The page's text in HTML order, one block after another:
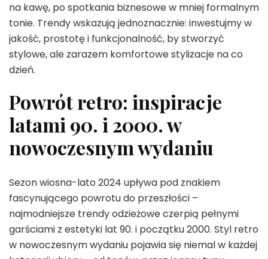
na kawę, po spotkania biznesowe w mniej formalnym
tonie. Trendy wskazują jednoznacznie: inwestujmy w
jakość, prostotę i funkcjonalność, by stworzyć
stylowe, ale zarazem komfortowe stylizacje na co
dzień.
Powrót retro: inspiracje
latami 90. i 2000. w
nowoczesnym wydaniu
Sezon wiosna-lato 2024 upływa pod znakiem
fascynującego powrotu do przeszłości –
najmodniejsze trendy odzieżowe czerpią pełnymi
garściami z estetyki lat 90. i początku 2000. Styl retro
w nowoczesnym wydaniu pojawia się niemal w każdej